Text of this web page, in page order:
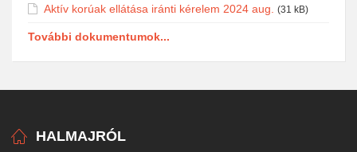
Aktív korúak ellátása iránti kérelem 2024 aug. (31 kB)
További dokumentumok...
HALMAJRÓL